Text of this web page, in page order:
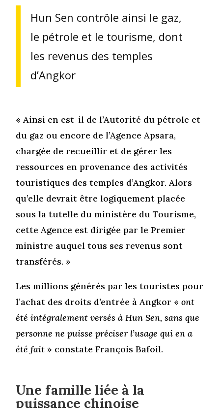
Hun Sen contrôle ainsi le gaz,
le pétrole et le tourisme, dont
les revenus des temples
d’Angkor
« Ainsi en est-il de l’Autorité du pétrole et
du gaz ou encore de l’Agence Apsara,
chargée de recueillir et de gérer les
ressources en provenance des activités
touristiques des temples d’Angkor. Alors
qu’elle devrait être logiquement placée
sous la tutelle du ministère du Tourisme,
cette Agence est dirigée par le Premier
ministre auquel tous ses revenus sont
transférés. »
Les millions générés par les touristes pour
l’achat des droits d’entrée à Angkor «ont
été intégralement versés à Hun Sen, sans que
personne ne puisse préciser l’usage qui en a
été fait » constate François Bafoil.
Une famille liée à la
puissance chinoise